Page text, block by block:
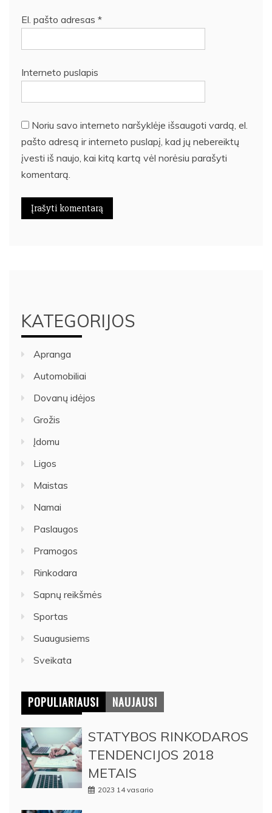
El. pašto adresas *
Interneto puslapis
Noriu savo interneto naršyklėje išsaugoti vardą, el.
pašto adresą ir interneto puslapį, kad jų nebereiktų
įvesti iš naujo, kai kitą kartą vėl norėsiu parašyti
komentarą.
KATEGORIJOS
Apranga
Automobiliai
Dovanų idėjos
Grožis
Įdomu
Ligos
Maistas
Namai
Paslaugos
Pramogos
Rinkodara
Sapnų reikšmės
Sportas
Suaugusiems
Sveikata
POPULIARIAUSI NAUJAUSI
STATYBOS RINKODAROS
TENDENCIJOS 2018
METAIS
2023 14 vasario